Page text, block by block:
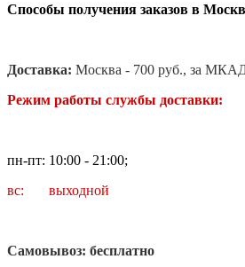
Способы получения заказов в
Доставка: Москва - 700 руб., за
Режим работы службы доставки:
пн-пт: 10:00 - 21:00;
вс: выходной
Самовывоз: бесплатно